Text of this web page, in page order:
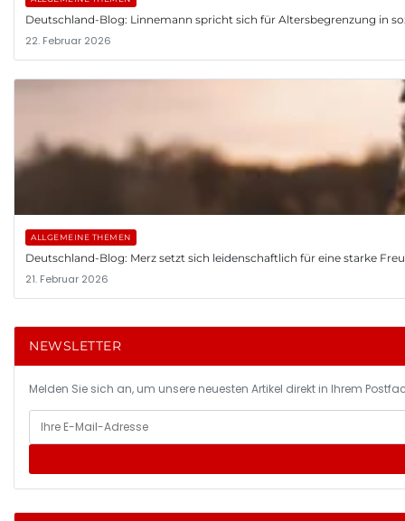
Deutschland-Blog: Linnemann spricht sich für Altersbegrenzung in
22. Februar 2026
ALLGEMEINE THEMEN
Deutschland-Blog: Merz setzt sich leidenschaftlich für eine starke
21. Februar 2026
NEWSLETTER
Melden Sie sich an, um unsere neuesten Artikel direkt in Ihrem